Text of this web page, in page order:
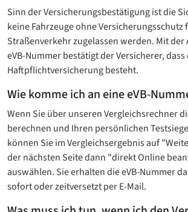
Sinn der Versicherungsbestätigung ist die
keine Fahrzeuge ohne Versicherungsschutz
Straßenverkehr zugelassen werden. Mit der
eVB-Nummer bestätigt der Versicherer, dass
Haftpflichtversicherung besteht.
Wie komme ich an eine eVB-
Wenn Sie über unseren Vergleichsrechner
berechnen und Ihren persönlichen
können Sie im Vergleichsergebnis auf
der nächsten Seite dann "direkt Online
auswählen. Sie erhalten die eVB-Nummer
sofort oder zeitversetzt per E-Mail.